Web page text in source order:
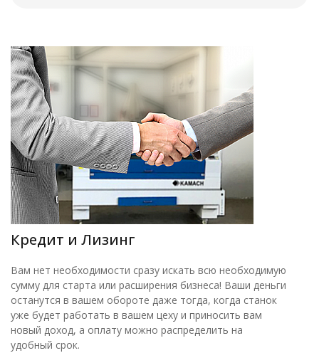
Кредит и Лизинг
Вам нет необходимости сразу искать всю необходимую
сумму для старта или расширения бизнеса! Ваши деньги
останутся в вашем обороте даже тогда, когда станок
уже будет работать в вашем цеху и приносить вам
новый доход, а оплату можно распределить на
удобный срок.